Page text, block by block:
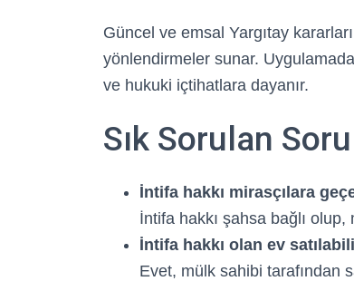
Güncel ve emsal Yargıtay
yönlendirmeler sunar.
ve hukuki içtihatlara dayanır.
Sık Sorulan
İntifa hakkı mirasçılara
İntifa hakkı şahsa bağlı
İntifa hakkı olan ev
Evet, mülk sahibi tarafından